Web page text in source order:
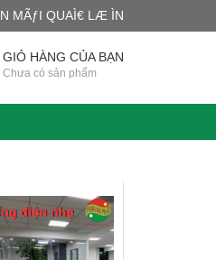
MÃƒI QUAÌ€ LÆ ÌN
GIỎ HÀNG CỦA BẠN
Chưa có sản phẩm